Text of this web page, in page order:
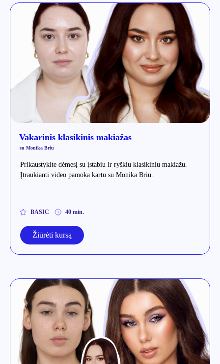
Vakarinis klasikinis makiažas
su Monika Briu
Prikaustykite dėmesį su įstabiu ir ryškiu klasikiniu makiažu.
Įtraukianti video pamoka kartu su Monika Briu.
BASIC 40 min.
Žiūrėti kursą